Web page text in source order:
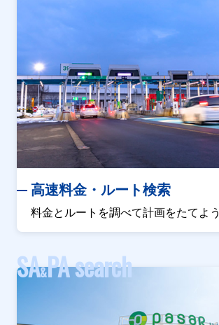
高速料金・ルート検索
料金とルートを調べて計画をたてよう
SA&PA search